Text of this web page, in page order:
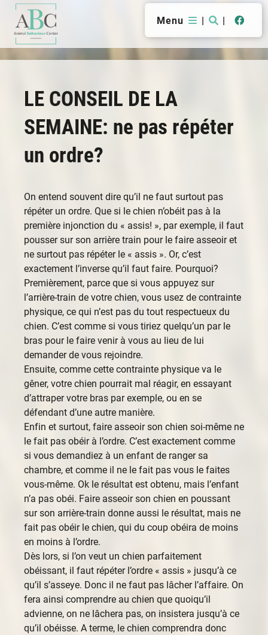
Menu | |
LE CONSEIL DE LA
SEMAINE: ne pas répéter
un ordre?
On entend souvent dire qu’il ne faut surtout pas
répéter un ordre. Que si le chien n’obéit pas à la
première injonction du « assis! », par exemple, il faut
pousser sur son arrière train pour le faire asseoir et
ne surtout pas répéter le « assis ». Or, c’est
exactement l’inverse qu’il faut faire. Pourquoi?
Premièrement, parce que si vous appuyez sur
l’arrière-train de votre chien, vous usez de contrainte
physique, ce qui n’est pas du tout respectueux du
chien. C’est comme si vous tiriez quelqu’un par le
bras pour le faire venir à vous au lieu de lui
demander de vous rejoindre.
Ensuite, comme cette contrainte physique va le
gêner, votre chien pourrait mal réagir, en essayant
d’attraper votre bras par exemple, ou en se
défendant d’une autre manière.
Enfin et surtout, faire asseoir son chien soi-même ne
le fait pas obéir à l’ordre. C’est exactement comme
si vous demandiez à un enfant de ranger sa
chambre, et comme il ne le fait pas vous le faites
vous-même. Ok le résultat est obtenu, mais l’enfant
n’a pas obéi. Faire asseoir son chien en poussant
sur son arrière-train donne aussi le résultat, mais ne
fait pas obéir le chien, qui du coup obéira de moins
en moins à l’ordre.
Dès lors, si l’on veut un chien parfaitement
obéissant, il faut répéter l’ordre « assis » jusqu’à ce
qu’il s’asseye. Donc il ne faut pas lâcher l’affaire. On
fera ainsi comprendre au chien que quoiqu’il
advienne, on ne lâchera pas, on insistera jusqu’à ce
qu’il obéisse. A terme, le chien comprendra donc